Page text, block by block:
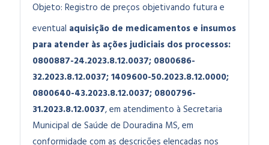
Objeto: Registro de preços objetivando futura e
eventual aquisição de medicamentos e insumos
para atender às ações judiciais dos processos:
0800887-24.2023.8.12.0037; 0800686-
32.2023.8.12.0037; 1409600-50.2023.8.12.0000;
0800640-43.2023.8.12.0037; 0800796-
31.2023.8.12.0037, em atendimento à Secretaria
Municipal de Saúde de Douradina MS, em
conformidade com as descrições elencadas nos